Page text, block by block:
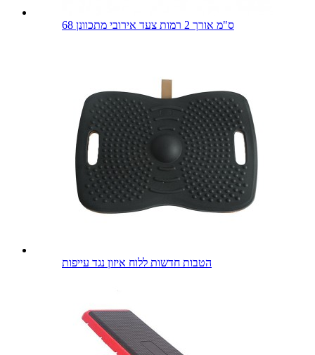
68 ס"מ אורך 2 רמות צעד אירובי מתכוונן
הטבות חדשות ללוח איזון נגד עייפות